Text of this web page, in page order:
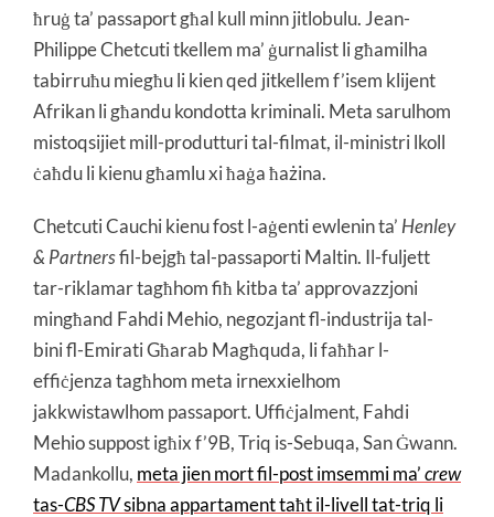
ħruġ ta’ passaport għal kull minn jitlobulu. Jean-
Philippe Chetcuti tkellem ma’ ġurnalist li għamilha
tabirruħu miegħu li kien qed jitkellem f’isem klijent
Afrikan li għandu kondotta kriminali. Meta sarulhom
mistoqsijiet mill-produtturi tal-filmat, il-ministri lkoll
ċaħdu li kienu għamlu xi ħaġa ħażina.
Chetcuti Cauchi kienu fost l-aġenti ewlenin ta’ Henley
& Partnersfil-bejgħ tal-passaporti Maltin. Il-fuljett
tar-riklamar tagħhom fiħ kitba ta’ approvazzjoni
mingħand Fahdi Mehio, negozjant fl-industrija tal-
bini fl-Emirati Għarab Magħquda, li faħħar l-
effiċjenza tagħhom meta irnexxielhom
jakkwistawlhom passaport. Uffiċjalment, Fahdi
Mehio suppost igħix f’9B, Triq is-Sebuqa, San Ġwann.
Madankollu, meta jien mort fil-post imsemmi ma’crew
tas-CBS TVsibna appartament taħt il-livell tat-triq li